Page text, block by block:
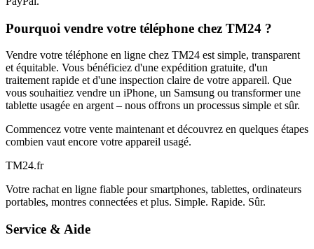
Pourquoi vendre votre téléphone chez TM24 ?
Vendre votre téléphone en ligne chez TM24 est simple, transparent
et équitable. Vous bénéficiez d'une expédition gratuite, d'un
traitement rapide et d'une inspection claire de votre appareil. Que
vous souhaitiez vendre un iPhone, un Samsung ou transformer une
tablette usagée en argent – nous offrons un processus simple et sûr.
Commencez votre vente maintenant et découvrez en quelques étapes
combien vaut encore votre appareil usagé.
TM24.fr
Votre rachat en ligne fiable pour smartphones, tablettes, ordinateurs
portables, montres connectées et plus. Simple. Rapide. Sûr.
Service & Aide